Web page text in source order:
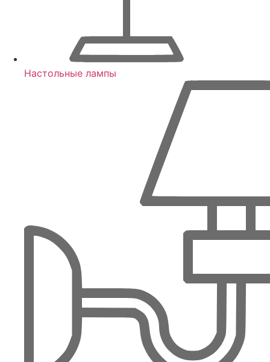
Настольные лампы